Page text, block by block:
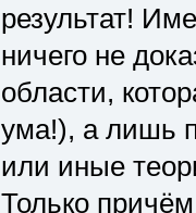
результат!
ничего не
области,
ума!), а лишь
или иные
Только